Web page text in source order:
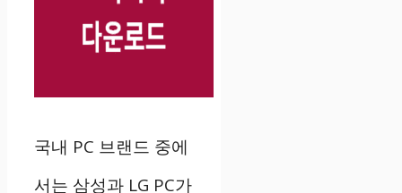
국내 PC 브랜드 중에
서는 삼성과 LG PC가